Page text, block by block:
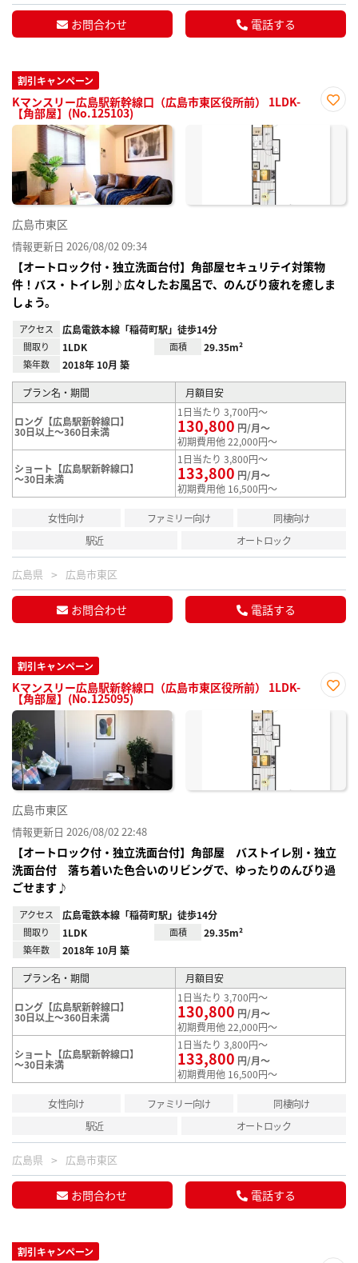
お問合わせ 電話する
割引キャンペーン
Kマンスリー広島駅新幹線口（広島市東区役所前） 1LDK-
【角部屋】(No.125103)
に入
広島市東区
情報更新日 2026/08/02 09:34
【オートロック付・独立洗面台付】角部屋セキュリテイ対策物
件！バス・トイレ別♪広々したお風呂で、のんびり疲れを癒しま
しょう。
アクセス 広島電鉄本線「稲荷町駅」徒歩14分
間取り 1LDK 面積 29.35m²
築年数 2018年 10月 築
プラン名・期間 月額目安
ロング【広島駅新幹線口】
30日以上～360日未満
1日当たり 3,700円～
130,800 円/月～
初期費用他 22,000円～
ショート【広島駅新幹線口】
～30日未満
1日当たり 3,800円～
133,800 円/月～
初期費用他 16,500円～
女性向け ファミリー向け
同棲向け
駅近
オートロック
広島県 広島市東区
お問合わせ 電話する
割引キャンペーン
Kマンスリー広島駅新幹線口（広島市東区役所前） 1LDK-
【角部屋】(No.125095)
に入
広島市東区
情報更新日 2026/08/02 22:48
【オートロック付・独立洗面台付】角部屋 バストイレ別・独立
洗面台付 落ち着いた色合いのリビングで、ゆったりのんびり過
ごせます♪
アクセス 広島電鉄本線「稲荷町駅」徒歩14分
間取り 1LDK 面積 29.35m²
築年数 2018年 10月 築
プラン名・期間 月額目安
ロング【広島駅新幹線口】
30日以上～360日未満
1日当たり 3,700円～
130,800 円/月～
初期費用他 22,000円～
ショート【広島駅新幹線口】
～30日未満
1日当たり 3,800円～
133,800 円/月～
初期費用他 16,500円～
女性向け ファミリー向け
同棲向け
駅近
オートロック
広島県 広島市東区
お問合わせ 電話する
割引キャンペーン